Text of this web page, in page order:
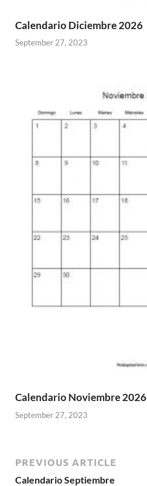
Calendario Diciembre 2026
September 27, 2023
Calendario Noviembre 2026
September 27, 2023
PREVIOUS ARTICLE
Calendario Septiembre